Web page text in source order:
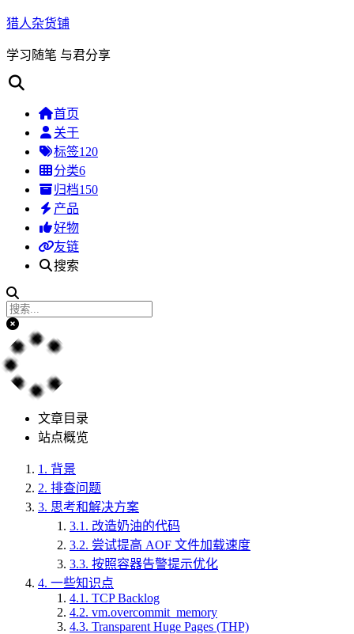
猎人杂货铺
学习随笔 与君分享
首页
关于
标签120
分类6
归档150
产品
好物
友链
搜索
文章目录
站点概览
1. 背景
2. 排查问题
3. 思考和解决方案
3.1. 改造奶油的代码
3.2. 尝试提高 AOF 文件加载速度
3.3. 按照容器告警提示优化
4. 一些知识点
4.1. TCP Backlog
4.2. vm.overcommit_memory
4.3. Transparent Huge Pages (THP)